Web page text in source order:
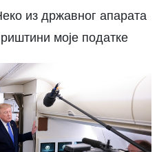
из државног апарата
моје податке